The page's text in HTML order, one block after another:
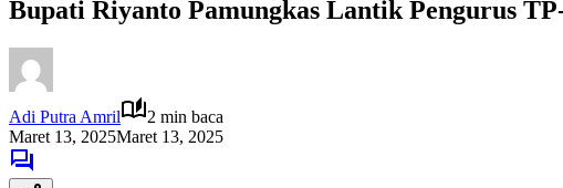
Bupati Riyanto Pamungkas Lantik Pengurus
Adi Putra Amril
2 min baca
Maret 13, 2025Maret 13, 2025